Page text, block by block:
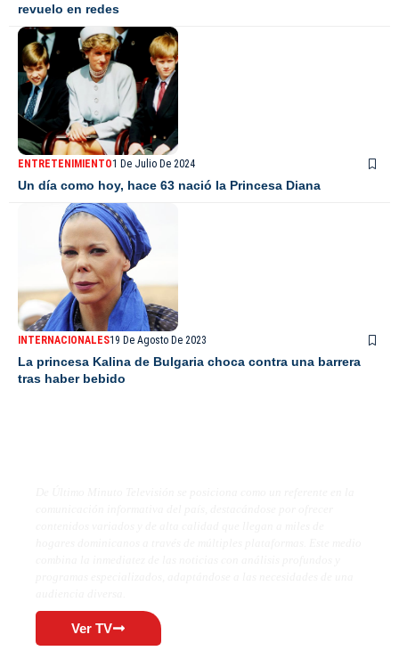
revuelo en redes
ENTRETENIMIENTO1 De Julio De 2024
Un día como hoy, hace 63 nació la Princesa Diana
INTERNACIONALES19 De Agosto De 2023
La princesa Kalina de Bulgaria choca contra una barrera
tras haber bebido
Ver TV